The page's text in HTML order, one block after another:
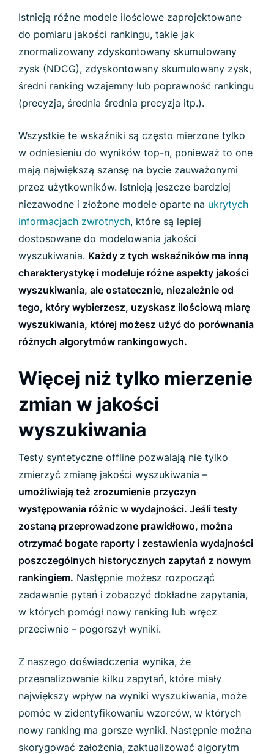
Istnieją różne modele ilościowe zaprojektowane
do pomiaru jakości rankingu, takie jak
znormalizowany zdyskontowany skumulowany
zysk (NDCG), zdyskontowany skumulowany zysk,
średni ranking wzajemny lub poprawność rankingu
(precyzja, średnia średnia precyzja itp.).
Wszystkie te wskaźniki są często mierzone tylko
w odniesieniu do wyników top-n, ponieważ to one
mają największą szansę na bycie zauważonymi
przez użytkowników. Istnieją jeszcze bardziej
niezawodne i złożone modele oparte na ukrytych
informacjach zwrotnych, które są lepiej
dostosowane do modelowania jakości
wyszukiwania. Każdy z tych wskaźników ma inną
charakterystykę i modeluje różne aspekty jakości
wyszukiwania, ale ostatecznie, niezależnie od
tego, który wybierzesz, uzyskasz ilościową miarę
wyszukiwania, której możesz użyć do porównania
różnych algorytmów rankingowych.
Więcej niż tylko mierzenie
zmian w jakości
wyszukiwania
Testy syntetyczne offline pozwalają nie tylko
zmierzyć zmianę jakości wyszukiwania –
umożliwiają też zrozumienie przyczyn
występowania różnic w wydajności. Jeśli testy
zostaną przeprowadzone prawidłowo, można
otrzymać bogate raporty i zestawienia wydajności
poszczególnych historycznych zapytań z nowym
rankingiem. Następnie możesz rozpocząć
zadawanie pytań i zobaczyć dokładne zapytania,
w których pomógł nowy ranking lub wręcz
przeciwnie – pogorszył wyniki.
Z naszego doświadczenia wynika, że
przeanalizowanie kilku zapytań, które miały
największy wpływ na wyniki wyszukiwania, może
pomóc w zidentyfikowaniu wzorców, w których
nowy ranking ma gorsze wyniki. Następnie można
skorygować założenia, zaktualizować algorytm